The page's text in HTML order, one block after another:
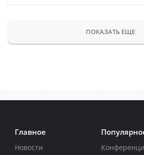
ПОКАЗАТЬ ЕЩЕ
Главное
Новости